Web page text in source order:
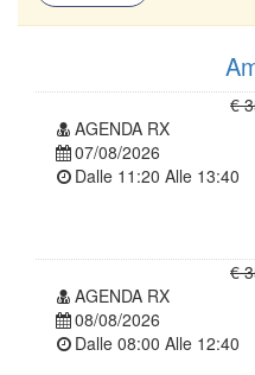
€
AGENDA RX
07/08/2026
Dalle 11:20 Alle 13:40
€
AGENDA RX
08/08/2026
Dalle 08:00 Alle 12:40